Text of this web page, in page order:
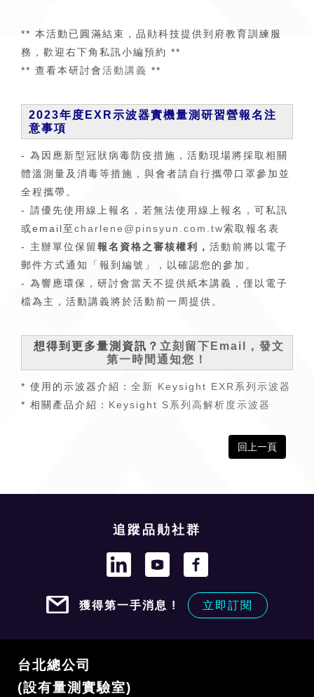
** 本活動已圓滿結束，品勛科技提供到府教育訓練服
務，歡迎右下角私訊小編預約 **
** 查看本研討會活動講義 **
2023年度EXR示波器實機量測研習營報名注
意事項
- 為因應新型冠狀病毒防疫措施，活動現場將採取相關
體溫測量及消毒等措施，與會者請自行攜帶口罩參加並
全程攜帶。
- 請優先使用線上報名，若無法使用線上報名，可私訊
或email至charlene@pinsyun.com.tw索取報名表
- 主辦單位保留報名資格之審核權利， 活動前將以電子
郵件方式通知「報到編號」，以確認您的參加。
- 為響應環保，研討會當天不提供紙本講義，僅以電子
檔為主，活動講義將於活動前一周提供。
想得到更多量測資訊？ 立刻留下Email，發文
第一時間通知您！
* 使用的示波器介紹： 全新 Keysight EXR系列示波器
* 相關產品介紹： Keysight S系列高解析度示波器
回上一頁
追蹤品勛社群
獲得第一手消息 ! 立即訂閱
台北總公司
(設有量測實驗室)